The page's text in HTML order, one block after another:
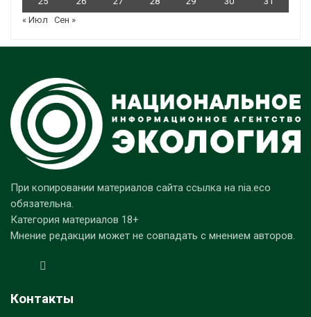
« Июл
Сен »
При копировании материалов сайта ссылка на nia.eco
обязательна.
Категория материалов 18+
Мнение редакции может не совпадать с мнением авторов.
Контакты